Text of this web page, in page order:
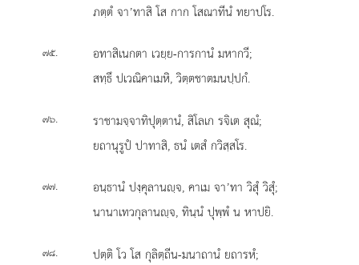
ภตฺตํ จา’ทาสิ โส กาก โสณาทีนํ ทยาปโร.
๗๕.
อทาสิเนกตา เวยฺย-การกานํ มหากวี;
สทฺธึ ปเวณิคาเมหิ, วิตฺตชาตมนปฺปกํ.
๗๖.
ราชามจฺจาทิปุตฺตานํ, สิโลเก รจิเต สุณํ;
ยถานุรูปํ ปาทาสิ, ธนํ เตสํ กวิสฺสโร.
๗๗.
อนฺธานํ ปงฺคุลานฺจ, คาเม จา’ทา วิสุํ วิสุํ;
นานาเทวกุลานฺจ, ทินฺนํ ปุพฺพํ น หาปยิ.
๗๘.
ปตฺติ โว โส กุลิตฺถีน-มนาถานํ ยถารหํ;